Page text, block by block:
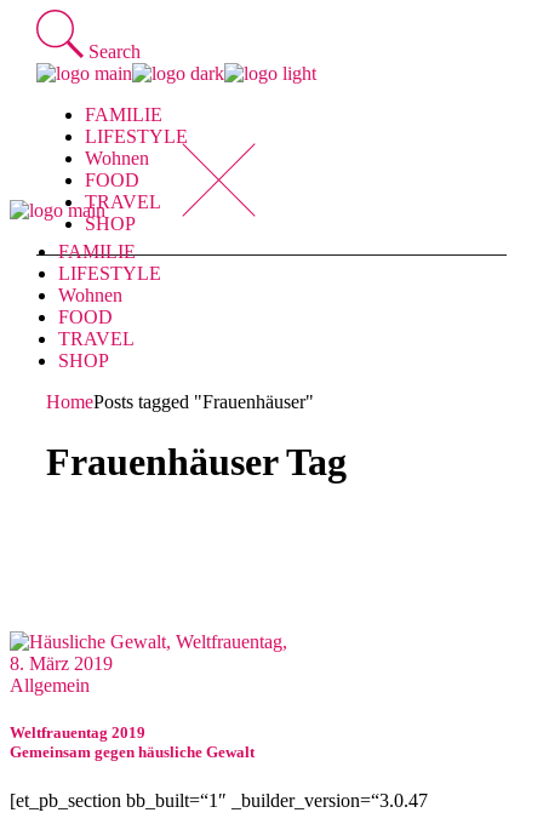
Skip
content
Search
FAMILIE
LIFESTYLE
Wohnen
FOOD
TRAVEL
SHOP
FAMILIE
LIFESTYLE
Wohnen
FOOD
TRAVEL
SHOP
HomePosts tagged "Frauenhäuser"
Frauenhäuser Tag
8. März 2019
Allgemein
Weltfrauentag 2019
Gemeinsam gegen häusliche Gewalt
[et_pb_section bb_built=“1″ _builder_version=“3.0.47